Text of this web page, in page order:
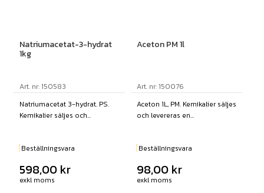
Natriumacetat-3-hydrat
1kg
Art. nr: 150583
Natriumacetat 3-hydrat. PS.
Kemikalier säljes och...
Beställningsvara
598,00 kr
exkl moms
Aceton PM 1l
Art. nr: 150076
Aceton 1L, PM. Kemikalier säljes
och levereras en...
Beställningsvara
98,00 kr
exkl moms